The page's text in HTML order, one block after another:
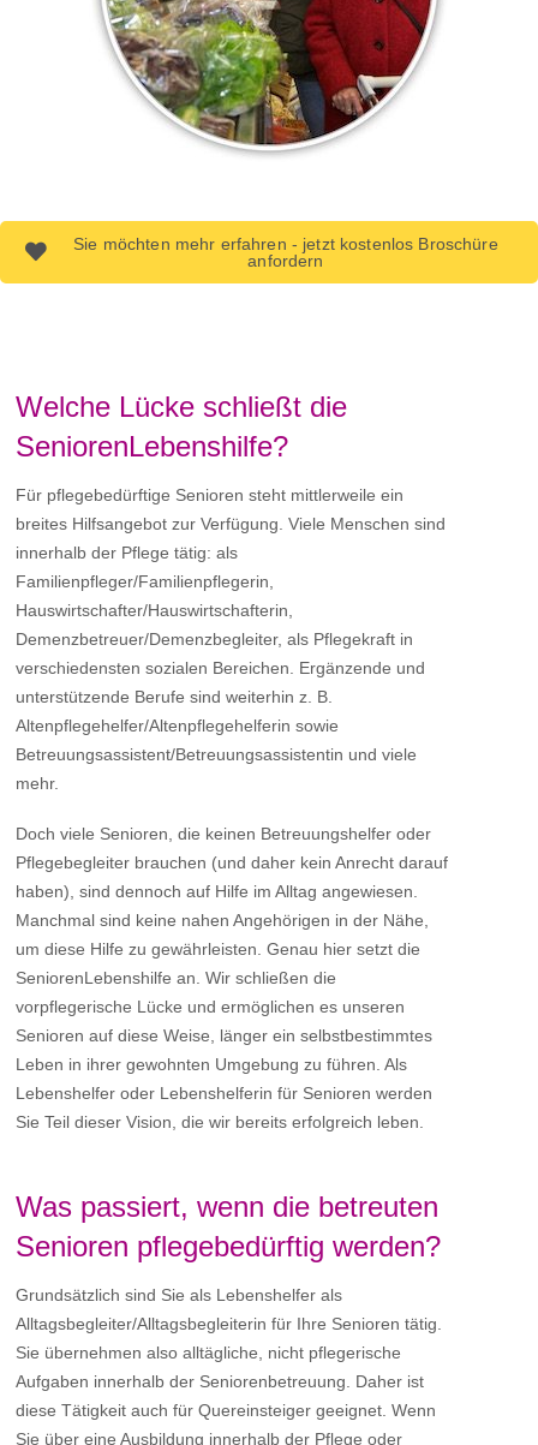
Sie möchten mehr erfahren - jetzt kostenlos Broschüre
anfordern
Welche Lücke schließt die
SeniorenLebenshilfe?
Für pflegebedürftige Senioren steht mittlerweile ein
breites Hilfsangebot zur Verfügung. Viele Menschen sind
innerhalb der Pflege tätig: als
Familienpfleger/Familienpflegerin,
Hauswirtschafter/Hauswirtschafterin,
Demenzbetreuer/Demenzbegleiter, als Pflegekraft in
verschiedensten sozialen Bereichen. Ergänzende und
unterstützende Berufe sind weiterhin z. B.
Altenpflegehelfer/Altenpflegehelferin sowie
Betreuungsassistent/Betreuungsassistentin und viele
mehr.
Doch viele Senioren, die keinen Betreuungshelfer oder
Pflegebegleiter brauchen (und daher kein Anrecht darauf
haben), sind dennoch auf Hilfe im Alltag angewiesen.
Manchmal sind keine nahen Angehörigen in der Nähe,
um diese Hilfe zu gewährleisten. Genau hier setzt die
SeniorenLebenshilfe an. Wir schließen die
vorpflegerische Lücke und ermöglichen es unseren
Senioren auf diese Weise, länger ein selbstbestimmtes
Leben in ihrer gewohnten Umgebung zu führen. Als
Lebenshelfer oder Lebenshelferin für Senioren werden
Sie Teil dieser Vision, die wir bereits erfolgreich leben.
Was passiert, wenn die betreuten
Senioren pflegebedürftig werden?
Grundsätzlich sind Sie als Lebenshelfer als
Alltagsbegleiter/Alltagsbegleiterin für Ihre Senioren tätig.
Sie übernehmen also alltägliche, nicht pflegerische
Aufgaben innerhalb der Seniorenbetreuung. Daher ist
diese Tätigkeit auch für Quereinsteiger geeignet. Wenn
Sie über eine Ausbildung innerhalb der Pflege oder